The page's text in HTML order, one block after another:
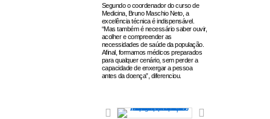
Segundo o coordenador do curso de
Medicina, Bruno Maschio Neto, a
excelência técnica é indispensável.
“Mas também é necessário saber ouvir,
acolher e compreender as
necessidades de saúde da população.
Afinal, formamos médicos preparados
para qualquer cenário, sem perder a
capacidade de enxergar a pessoa
antes da doença”, diferenciou.